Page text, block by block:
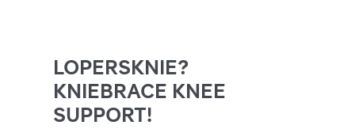
LOPERSKNIE?
KNIEBRACE KNEE
SUPPORT!